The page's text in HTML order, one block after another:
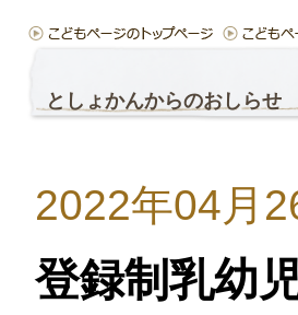
としょかんからのおしらせ
2022年04月
登録制乳幼